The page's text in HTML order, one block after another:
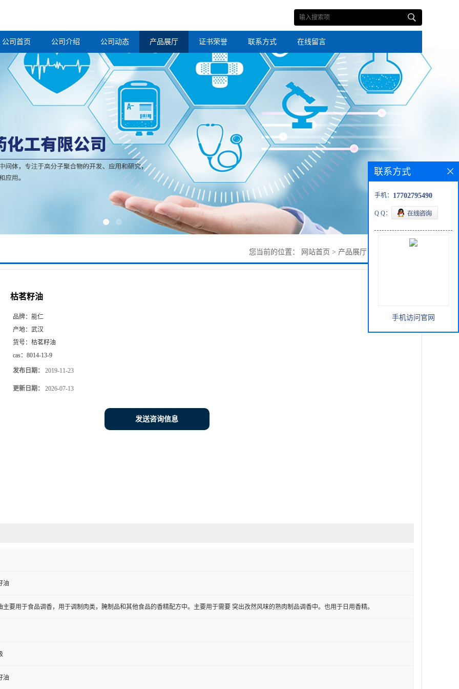
公司首页 公司介绍 公司动态 产品展厅 证书荣誉 联系方式 在线留言
您当前的位置： 网站首页 > 产品展厅
枯茗籽油
品牌： 能仁
产地： 武汉
货号： 枯茗籽油
cas： 8014-13-9
发布日期： 2019-11-23
更新日期： 2026-07-13
发送咨询信息
油
主要用于食品调香，用于调制肉类，腌制品和其他食品的香精配方中。主要用于需要 突出孜然风味的熟肉制品调香中。也用于日用香精。
油
联系方式
手机： 17702795490
Q Q：
手机访问官网